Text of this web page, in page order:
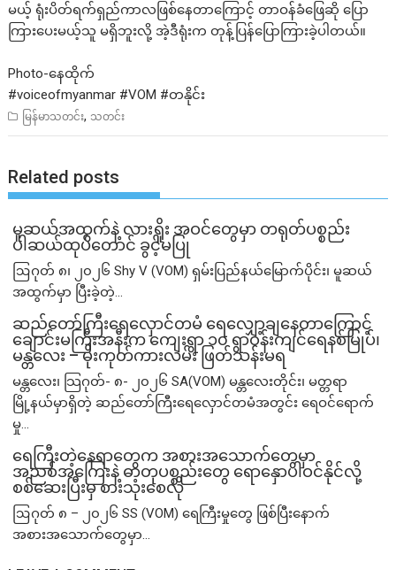
မယ့် ရုံးပိတ်ရက်ရှည်ကာလဖြစ်နေတာကြောင့် တာဝန်ခံဖြေဆို ပြော
ကြားပေးမယ့်သူ မရှိဘူးလို့ အဲ့ဒီရုံးက တုန့်ပြန်ပြောကြားခဲ့ပါတယ်။
Photo-နေထိုက်
#voiceofmyanmar #VOM #တနိုင
မြန်မာသတင်း, သတင်း
Related posts
မူဆယ်အထွက်နဲ့ လားရှိုး အဝင်တွေမှာ တရုတ်ပစ္စည်း
ပါဆယ်ထုပ်တောင် ခွင့်မပြု
ဩဂုတ် ၈၊ ၂၀၂၆ Shy V (VOM) ရှမ်းပြည်နယ်မြောက်ပိုင်း၊ မူဆယ်
အထွက်မှာ ပြီးခဲ့တဲ့...
ဆည်တော်ကြီးရေလှောင်တမံ ရေလျှော့ချနေတာကြောင့်
ချောင်းမကြီးအနီးက ကျေးရွာ ၁၀ ရွာဝန်းကျင်ရေနစ်မြုပ်၊
မန္တလေး – မိုးကုတ်ကားလမ်း ဖြတ်သန်းမရ
မန္တလေး၊ သြဂုတ်- ၈- ၂၀၂၆ SA(VOM) မန္တလေးတိုင်း၊ မတ္တရာ
မြို့နယ်မှာရှိတဲ့ ဆည်တော်ကြီးရေလှောင်တမံအတွင်း ရေဝင်ရောက်
မှု...
ရေကြီးတဲ့​နေရာ​တွေက အစားအသောက်တွေမှာ
အညစ်အကြေးနဲ့ ဓာတုပစ္စည်းတွေ ရောနှောပါဝင်နိုင်လို့
စစ်ဆေးပြီးမှ စားသုံးစေလို
ဩဂုတ် ၈ – ၂၀၂၆ SS (VOM) ရေကြီးမှုတွေ ဖြစ်ပြီးနောက်
အစားအသောက်တွေမှာ...